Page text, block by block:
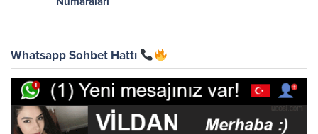
Whatsapp Sohbet Hattı